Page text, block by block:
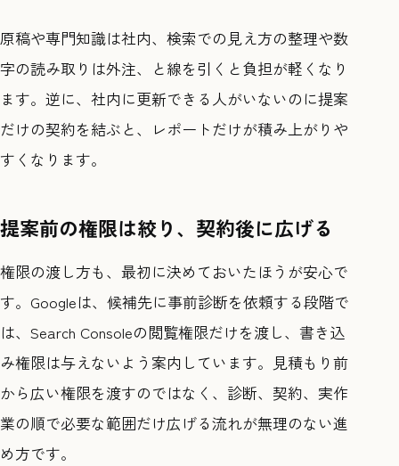
原稿や専門知識は社内、検索での見え方の整理や数
字の読み取りは外注、と線を引くと負担が軽くなり
ます。逆に、社内に更新できる人がいないのに提案
だけの契約を結ぶと、レポートだけが積み上がりや
すくなります。
提案前の権限は絞り、契約後に広げる
権限の渡し方も、最初に決めておいたほうが安心で
す。Googleは、候補先に事前診断を依頼する段階で
は、Search Consoleの閲覧権限だけを渡し、書き込
み権限は与えないよう案内しています。見積もり前
から広い権限を渡すのではなく、診断、契約、実作
業の順で必要な範囲だけ広げる流れが無理のない進
め方です。